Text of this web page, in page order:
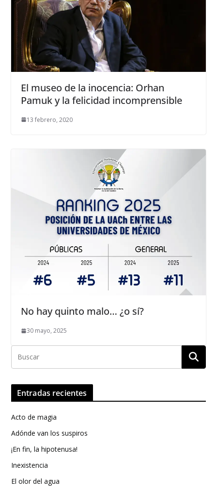
El museo de la inocencia: Orhan
Pamuk y la felicidad incomprensible
13 febrero, 2020
No hay quinto malo… ¿o sí?
30 mayo, 2025
Entradas recientes
Acto de magia
Adónde van los suspiros
¡En fin, la hipotenusa!
Inexistencia
El olor del agua